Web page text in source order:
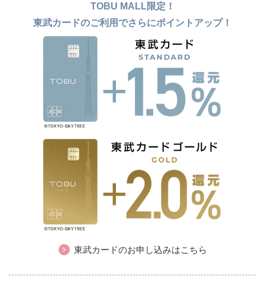
TOBU MALL限定！
東武カードのご利用でさらにポイントアップ！
東武カードのお申し込みはこちら